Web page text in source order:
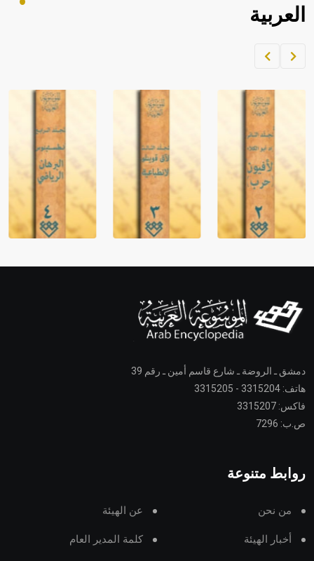
العربية
دمشق ـ الروضة ـ شارع قاسم أمين ـ رقم 39
هاتف: 3315204 - 3315205
فاكس: 3315207
ص.ب: 7296
روابط متنوعة
من نحن عن الهيئة
أخبار الهيئة كلمة المدير العام